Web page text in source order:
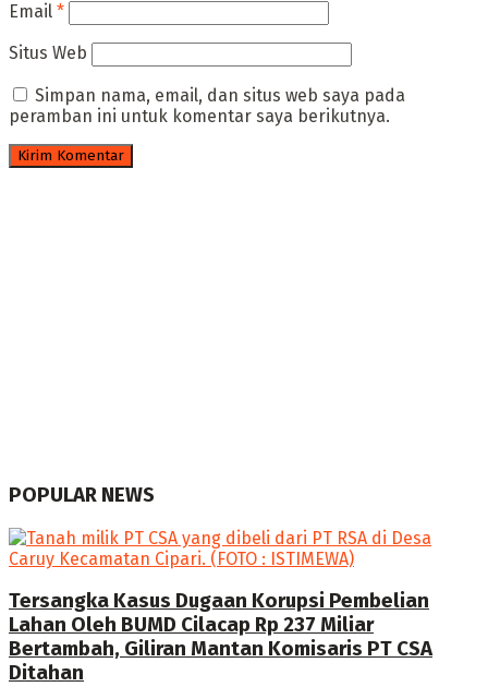
Email *
Situs Web
Simpan nama, email, dan situs web saya pada
peramban ini untuk komentar saya berikutnya.
POPULAR NEWS
Tersangka Kasus Dugaan Korupsi Pembelian
Lahan Oleh BUMD Cilacap Rp 237 Miliar
Bertambah, Giliran Mantan Komisaris PT CSA
Ditahan